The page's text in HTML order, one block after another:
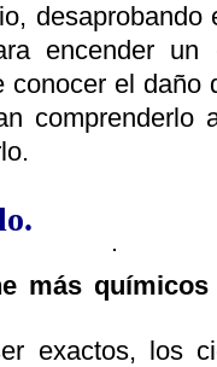
desaprobando
encender un
conocer el daño
comprenderlo
más
exactos, los